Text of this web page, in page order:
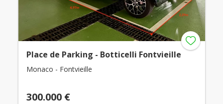
Place de Parking - Botticelli Fontvieille
Monaco - Fontvieille
300.000 €